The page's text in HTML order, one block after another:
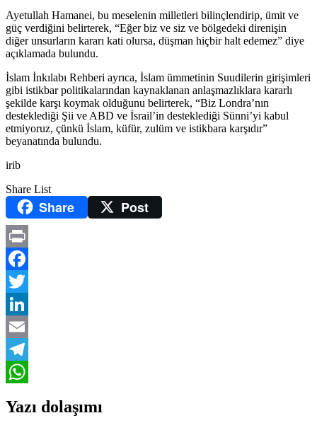
Ayetullah Hamanei, bu meselenin milletleri bilinçlendirip, ümit ve
güç verdiğini belirterek, “Eğer biz ve siz ve bölgedeki direnişin
diğer unsurların kararı kati olursa, düşman hiçbir halt edemez” diye
açıklamada bulundu.
İslam İnkılabı Rehberi ayrıca, İslam ümmetinin Suudilerin girişimleri
gibi istikbar politikalarından kaynaklanan anlaşmazlıklara kararlı
şekilde karşı koymak olduğunu belirterek, “Biz Londra’nın
desteklediği Şii ve ABD ve İsrail’in desteklediği Sünni’yi kabul
etmiyoruz, çünkü İslam, küfür, zulüm ve istikbara karşıdır”
beyanatında bulundu.
irib
Share List
Share Post
Print
Facebook
Twitter
LinkedIn
Email
Telegram
Yazı dolaşımı